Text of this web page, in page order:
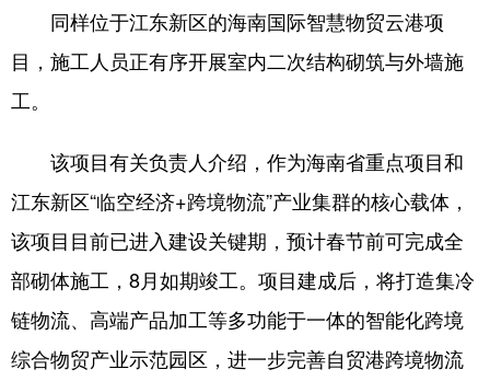
同样位于江东新区的海南国际智慧物贸云港项
目，施工人员正有序开展室内二次结构砌筑与外墙施
工。
该项目有关负责人介绍，作为海南省重点项目和
江东新区“临空经济+跨境物流”产业集群的核心载体，
该项目目前已进入建设关键期，预计春节前可完成全
部砌体施工，8月如期竣工。项目建成后，将打造集冷
链物流、高端产品加工等多功能于一体的智能化跨境
综合物贸产业示范园区，进一步完善自贸港跨境物流